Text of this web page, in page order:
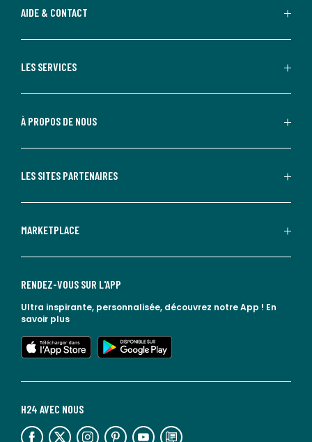
AIDE & CONTACT
LES SERVICES
À PROPOS DE NOUS
LES SITES PARTENAIRES
MARKETPLACE
H24 AVEC NOUS
lien vers l'espace réseaux sociaux lien vers l'espace réseaux sociaux lien vers l'espace réseaux sociaux lien vers l'espace réseaux sociaux lien vers l'espace réseaux sociaux lien vers le blog la redoute
RENDEZ-VOUS SUR L'APP
Ultra inspirante, personnalisée, découvrez notre App ! En
savoir plus
lien vers l'app store
lien vers google play